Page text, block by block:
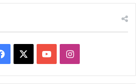
a
o
I
n